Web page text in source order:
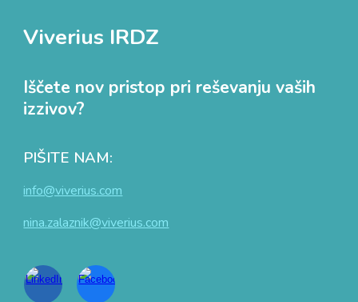
Viverius IRDZ
Iščete nov pristop pri reševanju vaših
izzivov?
PIŠITE NAM:
info@viverius.com
nina.zalaznik@viverius.com